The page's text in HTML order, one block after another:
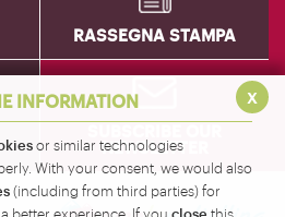
x
INFORMATION
or similar technologies
With your consent, we would also
(including from third parties) for
better experience. If you close this
RASSEGNA STAMPA
SUBSCRIBE OUR
NEWSLETTER